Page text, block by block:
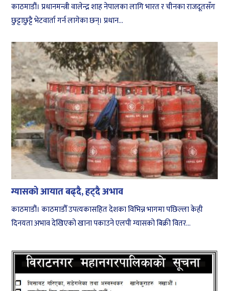
काठमाडौं। प्रधानमन्त्री वालेन्द्र शाह नेपालका लागि भारत र चीनका राजदूतसँग
छुट्टाछुट्टै भेटवार्ता गर्न लागेका छन्। प्रधान...
ग्यासको आयात बढ्दै, हट्दै अभाव
काठमाडौं। काठमाडौँ उपत्यकासहित देशका विभिन्न भागमा पछिल्ला केही
दिनयता अभाव देखिएको खाना पकाउने एलपी ग्यासको बिक्री वितर...